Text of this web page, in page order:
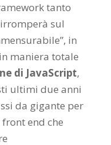
tanto
sul
in
maniera totale
di JavaScript,
ultimi due anni
da gigante per
end che